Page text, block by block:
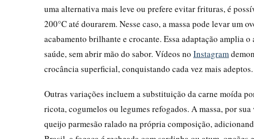
uma alternativa mais leve ou prefere evitar frituras, é
200°C até dourarem. Nesse caso, a massa pode levar um
acabamento brilhante e crocante. Essa adaptação amplia
saúde, sem abrir mão do sabor. Vídeos no Instagram
crocância superficial, conquistando cada vez mais adeptos.
Outras variações incluem a substituição da carne moída
ricota, cogumelos ou legumes refogados. A massa, por
queijo parmesão ralado na própria composição,